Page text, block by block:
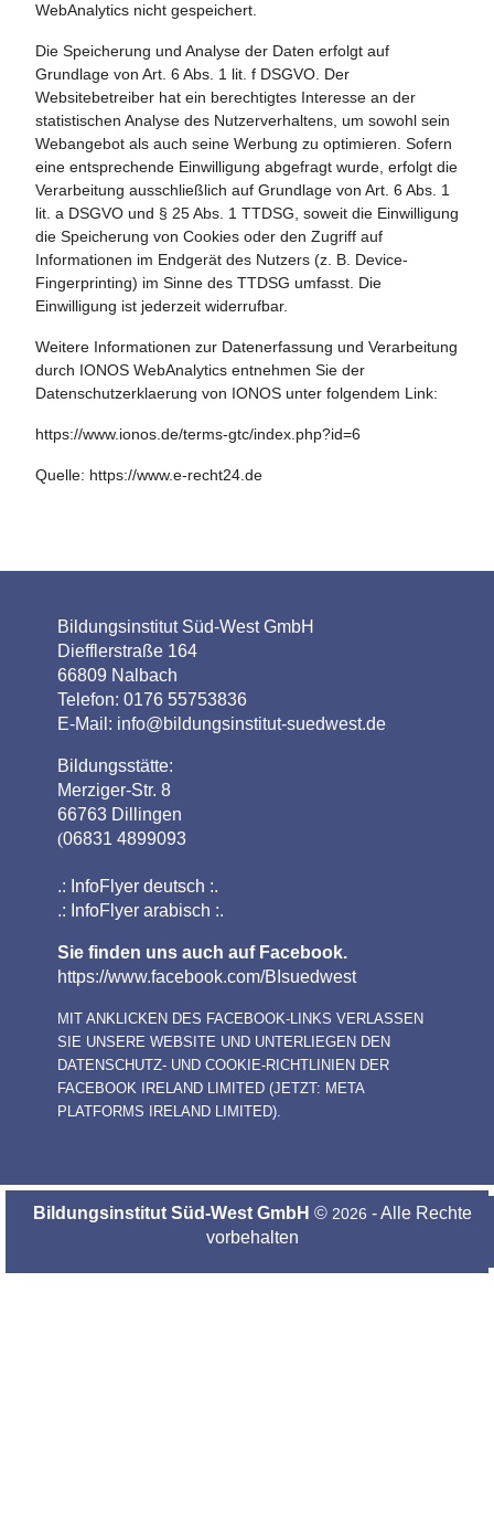
WebAnalytics nicht gespeichert.
Die Speicherung und Analyse der Daten erfolgt auf
Grundlage von Art. 6 Abs. 1 lit. f DSGVO. Der
Websitebetreiber hat ein berechtigtes Interesse an der
statistischen Analyse des Nutzerverhaltens, um sowohl sein
Webangebot als auch seine Werbung zu optimieren. Sofern
eine entsprechende Einwilligung abgefragt wurde, erfolgt die
Verarbeitung ausschließlich auf Grundlage von Art. 6 Abs. 1
lit. a DSGVO und § 25 Abs. 1 TTDSG, soweit die Einwilligung
die Speicherung von Cookies oder den Zugriff auf
Informationen im Endgerät des Nutzers (z. B. Device-
Fingerprinting) im Sinne des TTDSG umfasst. Die
Einwilligung ist jederzeit widerrufbar.
Weitere Informationen zur Datenerfassung und Verarbeitung
durch IONOS WebAnalytics entnehmen Sie der
Datenschutzerklaerung von IONOS unter folgendem Link:
https://www.ionos.de/terms-gtc/index.php?id=6
Quelle: https://www.e-recht24.de
Bildungsinstitut Süd-West GmbH
Diefflerstraße 164
66809 Nalbach
Telefon: 0176 55753836
E-Mail: info@bildungsinstitut-suedwest.de
Bildungsstätte:
Merziger-Str. 8
66763 Dillingen
(06831 4899093
.: InfoFlyer deutsch :.
.: InfoFlyer arabisch :.
Sie finden uns auch auf Facebook.
https://www.facebook.com/BIsuedwest
MIT ANKLICKEN DES FACEBOOK-LINKS VERLASSEN
SIE UNSERE WEBSITE UND UNTERLIEGEN DEN
DATENSCHUTZ- UND COOKIE-RICHTLINIEN DER
FACEBOOK IRELAND LIMITED (JETZT: META
PLATFORMS IRELAND LIMITED).
Bildungsinstitut Süd-West GmbH © 2026 - Alle Rechte
vorbehalten